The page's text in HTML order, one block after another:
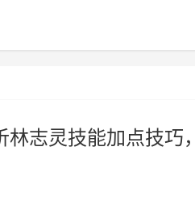
志灵技能加点技巧